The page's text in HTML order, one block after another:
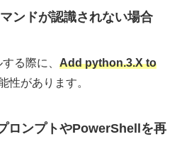
ンドが認識されない場合
る際に、 Add python.3.X to
性があります。
ロンプトやPowerShellを再